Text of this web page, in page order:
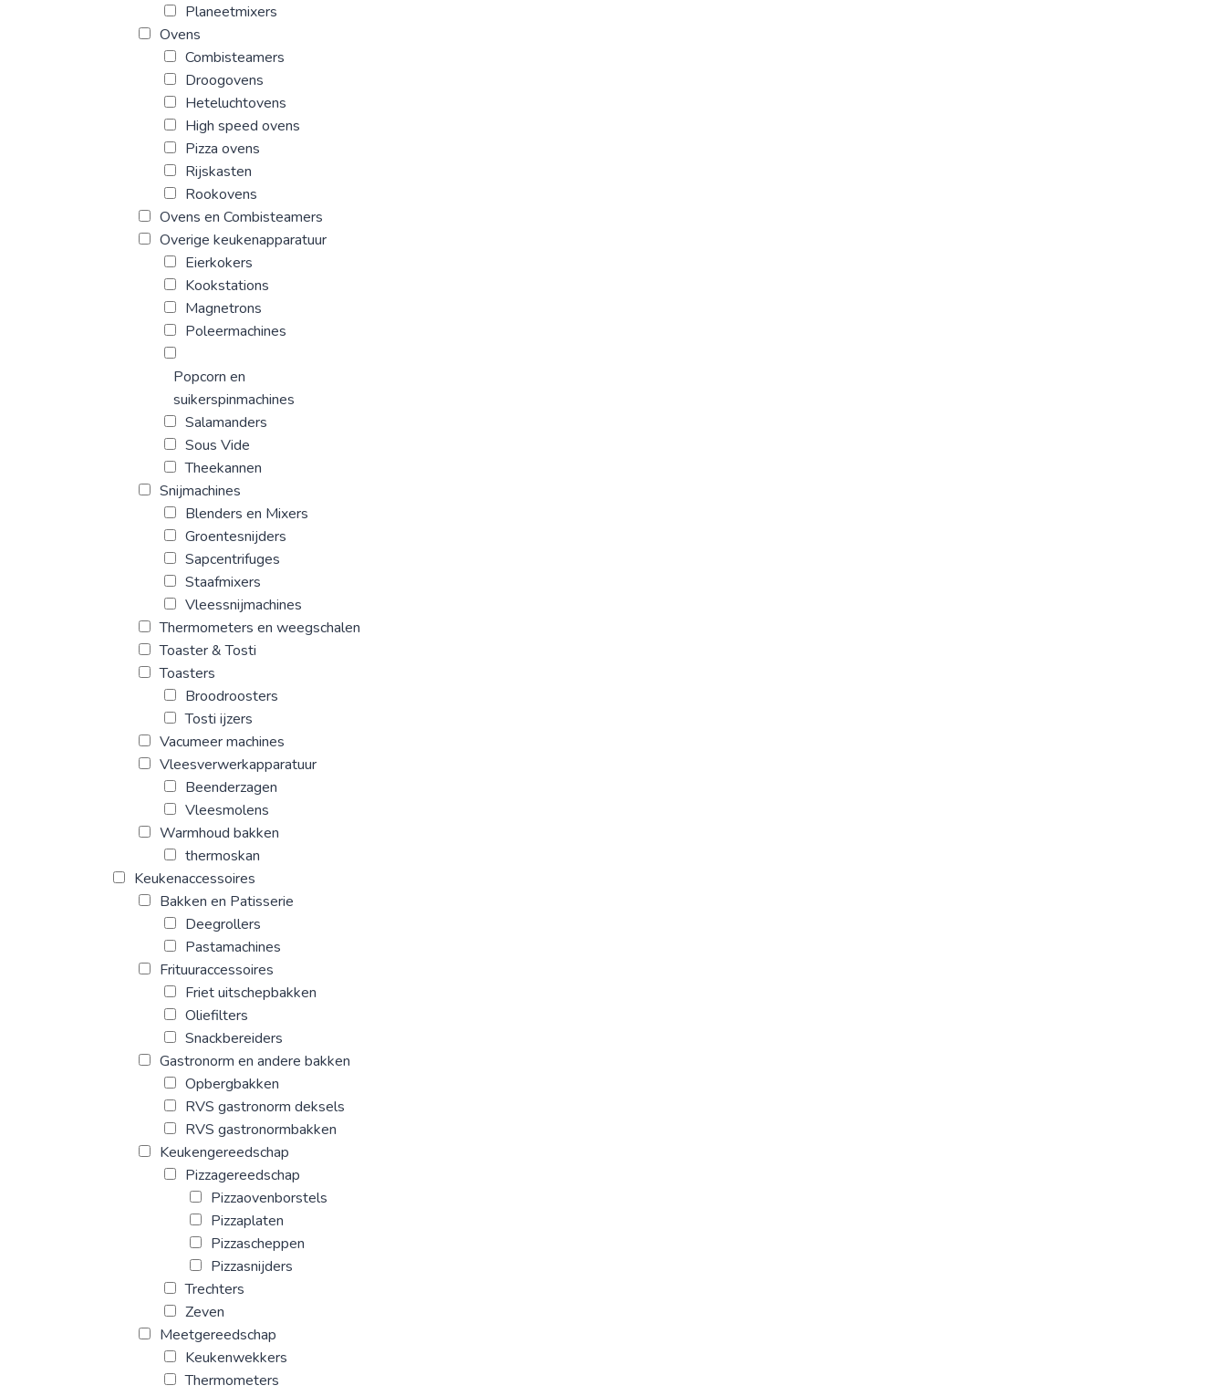
Planeetmixers
Ovens
Combisteamers
Droogovens
Heteluchtovens
High speed ovens
Pizza ovens
Rijskasten
Rookovens
Ovens en Combisteamers
Overige keukenapparatuur
Eierkokers
Kookstations
Magnetrons
Poleermachines
Popcorn en
suikerspinmachines
Salamanders
Sous Vide
Theekannen
Snijmachines
Blenders en Mixers
Groentesnijders
Sapcentrifuges
Staafmixers
Vleessnijmachines
Thermometers en weegschalen
Toaster & Tosti
Toasters
Broodroosters
Tosti ijzers
Vacumeer machines
Vleesverwerkapparatuur
Beenderzagen
Vleesmolens
Warmhoud bakken
thermoskan
Keukenaccessoires
Bakken en Patisserie
Deegrollers
Pastamachines
Frituuraccessoires
Friet uitschepbakken
Oliefilters
Snackbereiders
Gastronorm en andere bakken
Opbergbakken
RVS gastronorm deksels
RVS gastronormbakken
Keukengereedschap
Pizzagereedschap
Pizzaovenborstels
Pizzaplaten
Pizzascheppen
Pizzasnijders
Trechters
Zeven
Meetgereedschap
Keukenwekkers
Thermometers